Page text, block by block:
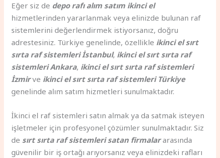
Eğer siz de depo rafı alım satım ikinci el
hizmetlerinden yararlanmak veya elinizde bulunan raf
sistemlerini değerlendirmek istiyorsanız, doğru
adrestesiniz. Türkiye genelinde, özellikle ikinci el sırt
sırta raf sistemleri İstanbul, ikinci el sırt sırta raf
sistemleri Ankara, ikinci el sırt sırta raf sistemleri
İzmirve ikinci el sırt sırta raf sistemleri Türkiye
genelinde alım satım hizmetleri sunulmaktadır.
İkinci el raf sistemleri satın almak ya da satmak isteyen
işletmeler için profesyonel çözümler sunulmaktadır. Siz
de sırt sırta raf sistemleri satan firmalararasında
güvenilir bir iş ortağı arıyorsanız veya elinizdeki rafları